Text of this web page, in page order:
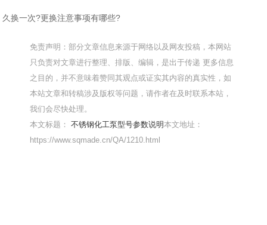
久换一次?更换注意事项有哪些?
免责声明：部分文章信息来源于网络以及网友投稿，本网站
只负责对文章进行整理、排版、编辑，是出于传递 更多信息
之目的，并不意味着赞同其观点或证实其内容的真实性，如
本站文章和转稿涉及版权等问题，请作者在及时联系本站，
我们会尽快处理。
本文标题：不锈钢化工泵型号参数说明本文地址：
https://www.sqmade.cn/QA/1210.html